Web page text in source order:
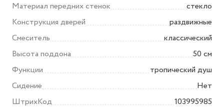
Материал передних стенок
стекло
Конструкция дверей
раздвижные
Смеситель
классический
Высота поддона
50 см
Функции
тропический душ
Сидение
Нет
ШтрихКод
103995985